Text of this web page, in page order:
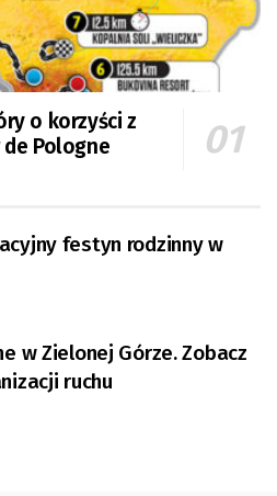
o korzyści z
Pologne
festyn rodzinny w
w Zielonej Górze. Zobacz
ruchu